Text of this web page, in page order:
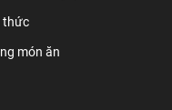
thức
món ăn